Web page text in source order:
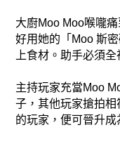
大廚Moo Moo喉嚨
好用她的「 Moo 斯
上食材。助手必須
主持玩家充當Moo
子，其他玩家搶拍相
的玩家，便可晉升成